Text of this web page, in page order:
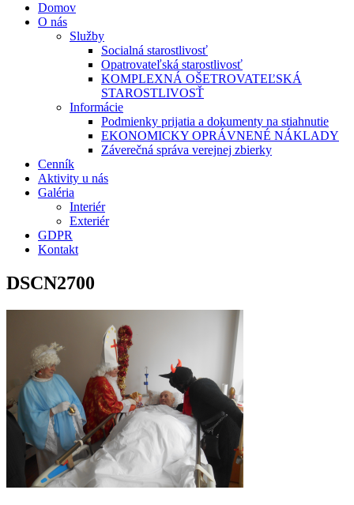
Domov
O nás
Služby
Socialná starostlivosť
Opatrovateľská starostlivosť
KOMPLEXNÁ OŠETROVATEĽSKÁ
STAROSTLIVOSŤ
Informácie
Podmienky prijatia a dokumenty na stiahnutie
EKONOMICKY OPRÁVNENÉ NÁKLADY
Záverečná správa verejnej zbierky
Cenník
Aktivity u nás
Galéria
Interiér
Exteriér
GDPR
Kontakt
DSCN2700